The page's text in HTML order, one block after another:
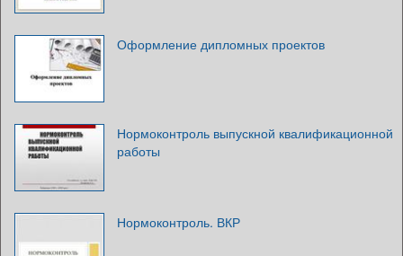
Оформление дипломных проектов
Нормоконтроль выпускной квалификационной
работы
Нормоконтроль. ВКР